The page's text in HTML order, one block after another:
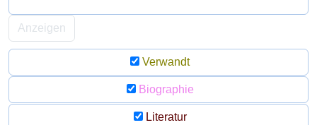
Anzeigen
Verwandt
Biographie
Literatur